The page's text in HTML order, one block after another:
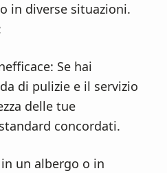
in diverse situazioni.
Se hai
di pulizie e il servizio
delle tue
concordati.
un albergo o in